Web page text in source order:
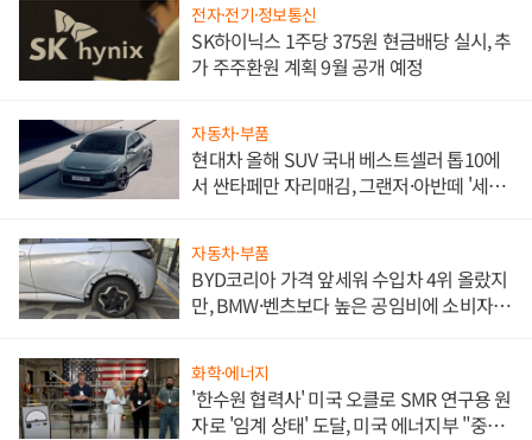
전자·전기·정보통신
SK하이닉스 1주당 375원 현금배당 실시, 추
가 주주환원 계획 9월 공개 예정
자동차·부품
현대차 올해 SUV 국내 베스트셀러 톱10에
서 싼타페만 자리매김, 그랜저·아반떼 '세단
자동차·부품
BYD코리아 가격 앞세워 수입차 4위 올랐지
만, BMW·벤츠보다 높은 공임비에 소비자
화학·에너지
'한수원 협력사' 미국 오클로 SMR 연구용 원
자로 '임계 상태' 도달, 미국 에너지부 "중요